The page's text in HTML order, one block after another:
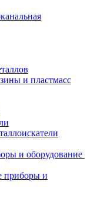
и пластмасс
и оборудование
приборы и